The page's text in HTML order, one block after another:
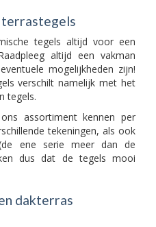
terrastegels
tegels altijd voor een
altijd een vakman
mogelijkheden zijn!
verschilt namelijk met het
tegels.
assortiment kennen per
tekeningen, als ook
ene serie meer dan de
dus dat de tegels mooi
dakterras